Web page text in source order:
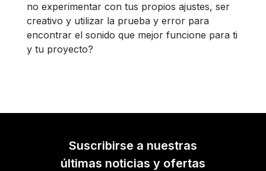
no experimentar con tus propios ajustes, ser
creativo y utilizar la prueba y error para
encontrar el sonido que mejor funcione para ti
y tu proyecto?
Suscribirse a nuestras
últimas noticias y ofertas